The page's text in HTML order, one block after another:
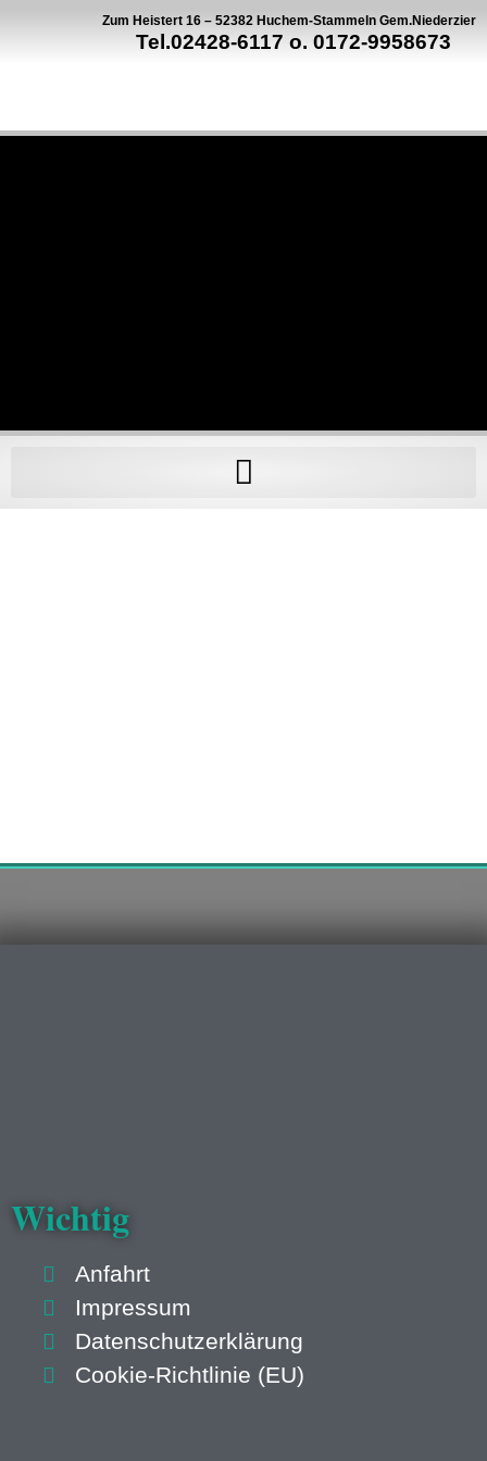
Zum Heistert 16 – 52382 Huchem-Stammeln Gem.Niederzier
Tel.02428-6117 o. 0172-9958673
Wichtig
Anfahrt
Impressum
Datenschutzerklärung
Cookie-Richtlinie (EU)